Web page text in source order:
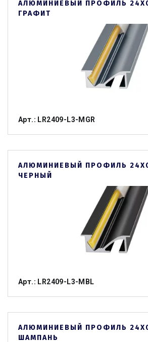
АЛЮМИНИЕВЫЙ ПРОФИЛЬ
ГРАФИТ
Арт.: LR2409-L3-MGR
АЛЮМИНИЕВЫЙ ПРОФИЛЬ
ЧЕРНЫЙ
Арт.: LR2409-L3-MBL
АЛЮМИНИЕВЫЙ ПРОФИЛЬ
ШАМПАНЬ